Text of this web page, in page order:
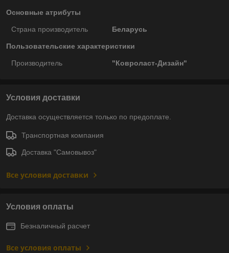
Основные атрибуты
Страна производитель Беларусь
Пользовательские характеристики
Производитель "Ковроласт-Дизайн"
Условия доставки
Доставка осуществляется только по предоплате.
Транспортная компания
Доставка "Самовывоз"
Все условия доставки
Условия оплаты
Безналичный расчет
Все условия оплаты